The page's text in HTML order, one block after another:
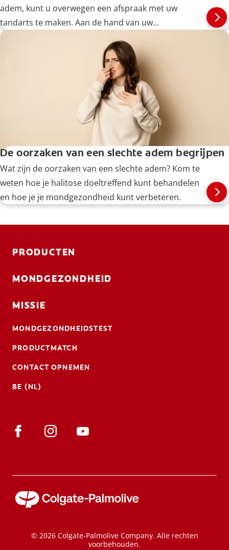
adem, kunt u overwegen een afspraak met uw
tandarts te maken. Aan de hand van uw...
De oorzaken van een slechte adem begrijpen
Wat zijn de oorzaken van een slechte adem? Kom te
weten hoe je halitose doeltreffend kunt behandelen
en hoe je je mondgezondheid kunt verbeteren.
PRODUCTEN
MONDGEZONDHEID
MISSIE
MONDGEZONDHEIDSTEST
PRODUCTMATCH
CONTACT OPNEMEN
BE (NL)
© 2026 Colgate-Palmolive Company. Alle rechten
voorbehouden.